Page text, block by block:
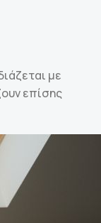
με
επίσης